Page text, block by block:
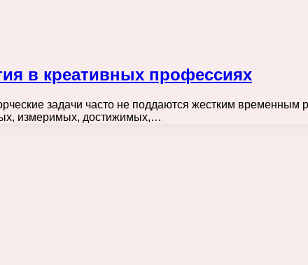
в креативных профессиях
задачи часто не поддаются жестким временным
измеримых, достижимых,…